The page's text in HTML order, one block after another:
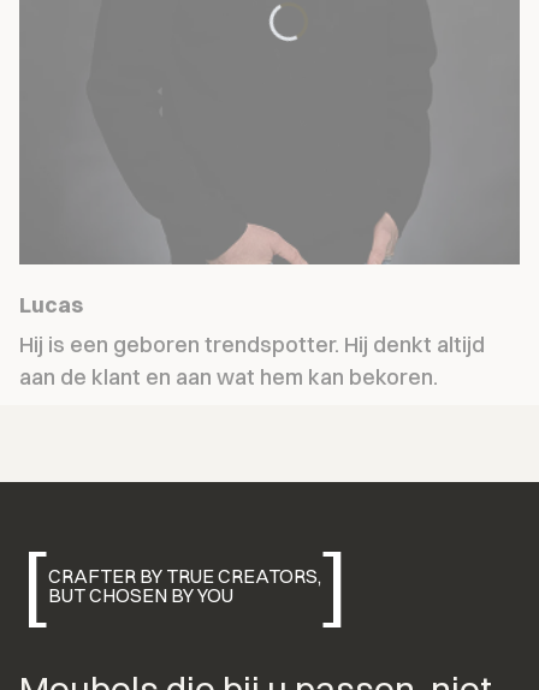
Lucas
Hij is een geboren trendspotter. Hij denkt altijd
aan de klant en aan wat hem kan bekoren.
[CRAFTER BY TRUE CREATORS,
BUT CHOSEN BY YOU
]